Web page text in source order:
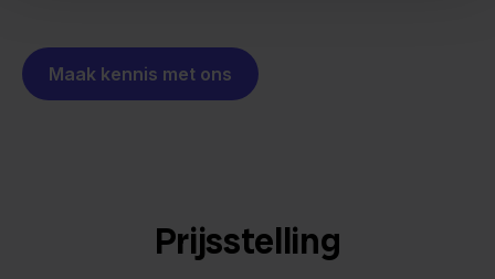
Maak kennis met ons
Prijsstelling